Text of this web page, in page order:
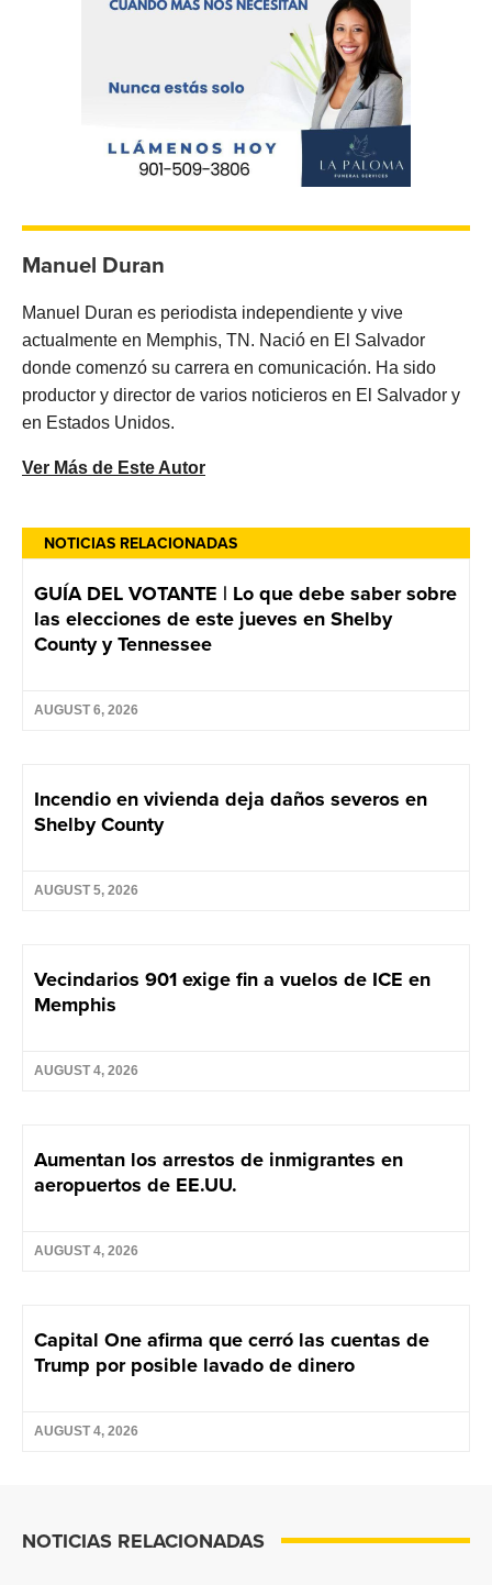
NOTICIAS RELACIONADAS
GUÍA DEL VOTANTE | Lo que debe saber sobre
las elecciones de este jueves en Shelby
County y Tennessee
AUGUST 6, 2026
Incendio en vivienda deja daños severos en
Shelby County
AUGUST 5, 2026
Vecindarios 901 exige fin a vuelos de ICE en
Memphis
AUGUST 4, 2026
Aumentan los arrestos de inmigrantes en
aeropuertos de EE.UU.
AUGUST 4, 2026
Capital One afirma que cerró las cuentas de
Trump por posible lavado de dinero
AUGUST 4, 2026
Manuel Duran
Manuel Duran es periodista independiente y vive
actualmente en Memphis, TN. Nació en El Salvador
donde comenzó su carrera en comunicación. Ha sido
productor y director de varios noticieros en El Salvador y
en Estados Unidos.
Ver Más de Este Autor
NOTICIAS RELACIONADAS